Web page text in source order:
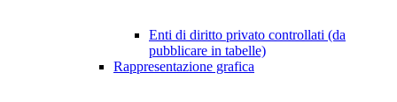
Enti di diritto privato controllati (da
pubblicare in tabelle)
Rappresentazione grafica